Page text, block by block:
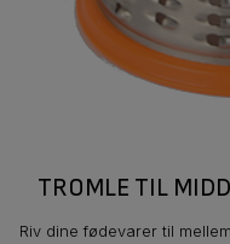
TROMLE TIL
Riv dine fødevarer til